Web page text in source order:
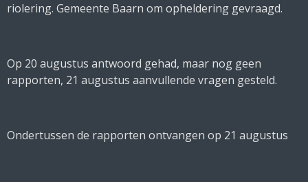
riolering. Gemeente Baarn om opheldering gevraagd.
Op 20 augustus antwoord gehad, maar nog geen
rapporten, 21 augustus aanvullende vragen gesteld.
Ondertussen de rapporten ontvangen op 21 augustus